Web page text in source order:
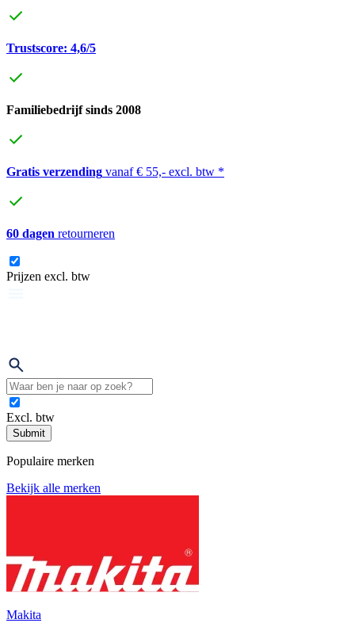
Trustscore: 4,6/5
Familiebedrijf sinds 2008
Gratis verzending vanaf € 55,- excl. btw *
60 dagen retourneren
Prijzen excl. btw
Excl. btw
Submit
Populaire merken
Bekijk alle merken
Makita